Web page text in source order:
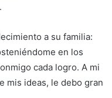
a su familia:
en los
cada logro. A mi
mis ideas, le debo gran